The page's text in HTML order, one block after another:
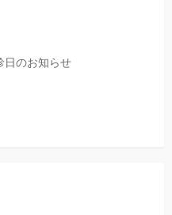
日のお知らせ